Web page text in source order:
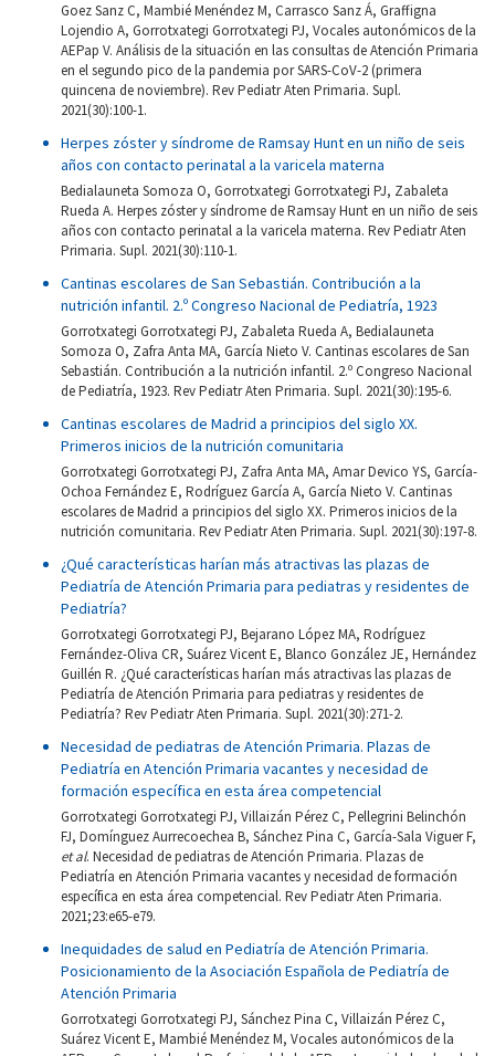
Goez Sanz C, Mambié Menéndez M, Carrasco Sanz Á, Graffigna
Lojendio A, Gorrotxategi Gorrotxategi PJ, Vocales autonómicos de la
AEPap V. Análisis de la situación en las consultas de Atención Primaria
en el segundo pico de la pandemia por SARS-CoV-2 (primera
quincena de noviembre). Rev Pediatr Aten Primaria. Supl.
2021(30):100-1.
Herpes zóster y síndrome de Ramsay Hunt en un niño de seis
años con contacto perinatal a la varicela materna
Bedialauneta Somoza O, Gorrotxategi Gorrotxategi PJ, Zabaleta
Rueda A. Herpes zóster y síndrome de Ramsay Hunt en un niño de seis
años con contacto perinatal a la varicela materna. Rev Pediatr Aten
Primaria. Supl. 2021(30):110-1.
Cantinas escolares de San Sebastián. Contribución a la
nutrición infantil. 2.º Congreso Nacional de Pediatría, 1923
Gorrotxategi Gorrotxategi PJ, Zabaleta Rueda A, Bedialauneta
Somoza O, Zafra Anta MA, García Nieto V. Cantinas escolares de San
Sebastián. Contribución a la nutrición infantil. 2.º Congreso Nacional
de Pediatría, 1923. Rev Pediatr Aten Primaria. Supl. 2021(30):195-6.
Cantinas escolares de Madrid a principios del siglo XX.
Primeros inicios de la nutrición comunitaria
Gorrotxategi Gorrotxategi PJ, Zafra Anta MA, Amar Devico YS, García-
Ochoa Fernández E, Rodríguez García A, García Nieto V. Cantinas
escolares de Madrid a principios del siglo XX. Primeros inicios de la
nutrición comunitaria. Rev Pediatr Aten Primaria. Supl. 2021(30):197-8.
¿Qué características harían más atractivas las plazas de
Pediatría de Atención Primaria para pediatras y residentes de
Pediatría?
Gorrotxategi Gorrotxategi PJ, Bejarano López MA, Rodríguez
Fernández-Oliva CR, Suárez Vicent E, Blanco González JE, Hernández
Guillén R. ¿Qué características harían más atractivas las plazas de
Pediatría de Atención Primaria para pediatras y residentes de
Pediatría? Rev Pediatr Aten Primaria. Supl. 2021(30):271-2.
Necesidad de pediatras de Atención Primaria. Plazas de
Pediatría en Atención Primaria vacantes y necesidad de
formación específica en esta área competencial
Gorrotxategi Gorrotxategi PJ, Villaizán Pérez C, Pellegrini Belinchón
FJ, Domínguez Aurrecoechea B, Sánchez Pina C, García-Sala Viguer F,
et al. Necesidad de pediatras de Atención Primaria. Plazas de
Pediatría en Atención Primaria vacantes y necesidad de formación
específica en esta área competencial. Rev Pediatr Aten Primaria.
2021;23:e65-e79.
Inequidades de salud en Pediatría de Atención Primaria.
Posicionamiento de la Asociación Española de Pediatría de
Atención Primaria
Gorrotxategi Gorrotxategi PJ, Sánchez Pina C, Villaizán Pérez C,
Suárez Vicent E, Mambié Menéndez M, Vocales autonómicos de la